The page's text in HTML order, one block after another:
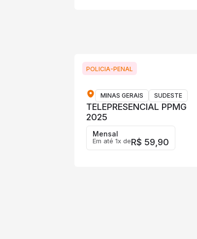
POLICIA-PENAL
MINAS GERAIS SUDESTE
TELEPRESENCIAL PPMG
2025
Mensal
Em até 1x deR$ 59,90